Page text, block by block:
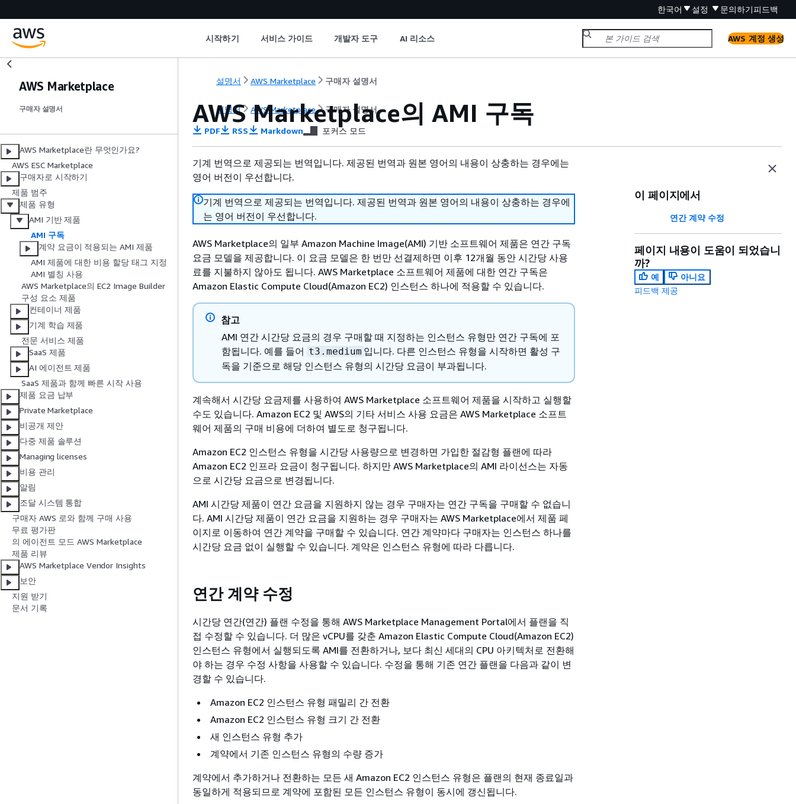
한국어 설정 문의하기피드백
시작하기 서비스 가이드 개발자 도구 AI 리소스 AWS 계정 생성
AWS Marketplace
구매자 설명서
AWS Marketplace란 무엇인가요?
AWS ESC Marketplace
구매자로 시작하기
제품 범주
제품 유형
AMI 기반 제품
AMI 구독
계약 요금이 적용되는 AMI 제품
AMI 제품에 대한 비용 할당 태그 지정
AMI 별칭 사용
AWS Marketplace의 EC2 Image Builder
구성 요소 제품
컨테이너 제품
기계 학습 제품
전문 서비스 제품
SaaS 제품
AI 에이전트 제품
SaaS 제품과 함께 빠른 시작 사용
제품 요금 납부
Private Marketplace
비공개 제안
다중 제품 솔루션
Managing licenses
비용 관리
알림
조달 시스템 통합
구매자 AWS 로와 함께 구매 사용
무료 평가판
의 에이전트 모드 AWS Marketplace
제품 리뷰
AWS Marketplace Vendor Insights
보안
지원 받기
문서 기록
설명서 AWS Marketplace 구매자 설명서
설명서 AWS Marketplace 구매자 설명서
AWS Marketplace의 AMI 구독
PDF RSS Markdown 포커스 모드
기계 번역으로 제공되는 번역입니다. 제공된 번역과 원본 영어의 내용이 상충하는 경우에는
영어 버전이 우선합니다.
기계 번역으로 제공되는 번역입니다. 제공된 번역과 원본 영어의 내용이 상충하는 경우에
는 영어 버전이 우선합니다.
AWS Marketplace의 일부 Amazon Machine Image(AMI) 기반 소프트웨어 제품은 연간 구독
요금 모델을 제공합니다. 이 요금 모델은 한 번만 선결제하면 이후 12개월 동안 시간당 사용
료를 지불하지 않아도 됩니다. AWS Marketplace 소프트웨어 제품에 대한 연간 구독은
Amazon Elastic Compute Cloud(Amazon EC2) 인스턴스 하나에 적용할 수 있습니다.
참고
AMI 연간 시간당 요금의 경우 구매할 때 지정하는 인스턴스 유형만 연간 구독에 포
함됩니다. 예를 들어 t3.medium 입니다. 다른 인스턴스 유형을 시작하면 활성 구
독을 기준으로 해당 인스턴스 유형의 시간당 요금이 부과됩니다.
계속해서 시간당 요금제를 사용하여 AWS Marketplace 소프트웨어 제품을 시작하고 실행할
수도 있습니다. Amazon EC2 및 AWS의 기타 서비스 사용 요금은 AWS Marketplace 소프트
웨어 제품의 구매 비용에 더하여 별도로 청구됩니다.
Amazon EC2 인스턴스 유형을 시간당 사용량으로 변경하면 가입한 절감형 플랜에 따라
Amazon EC2 인프라 요금이 청구됩니다. 하지만 AWS Marketplace의 AMI 라이선스는 자동
으로 시간당 요금으로 변경됩니다.
AMI 시간당 제품이 연간 요금을 지원하지 않는 경우 구매자는 연간 구독을 구매할 수 없습니
다. AMI 시간당 제품이 연간 요금을 지원하는 경우 구매자는 AWS Marketplace에서 제품 페
이지로 이동하여 연간 계약을 구매할 수 있습니다. 연간 계약마다 구매자는 인스턴스 하나를
시간당 요금 없이 실행할 수 있습니다. 계약은 인스턴스 유형에 따라 다릅니다.
연간 계약 수정
시간당 연간(연간) 플랜 수정을 통해 AWS Marketplace Management Portal에서 플랜을 직
접 수정할 수 있습니다. 더 많은 vCPU를 갖춘 Amazon Elastic Compute Cloud(Amazon EC2)
인스턴스 유형에서 실행되도록 AMI를 전환하거나, 보다 최신 세대의 CPU 아키텍처로 전환해
야 하는 경우 수정 사항을 사용할 수 있습니다. 수정을 통해 기존 연간 플랜을 다음과 같이 변
경할 수 있습니다.
Amazon EC2 인스턴스 유형 패밀리 간 전환
Amazon EC2 인스턴스 유형 크기 간 전환
새 인스턴스 유형 추가
계약에서 기존 인스턴스 유형의 수량 증가
계약에서 추가하거나 전환하는 모든 새 Amazon EC2 인스턴스 유형은 플랜의 현재 종료일과
동일하게 적용되므로 계약에 포함된 모든 인스턴스 유형이 동시에 갱신됩니다.
이 페이지에서
연간 계약 수정
페이지 내용이 도움이 되었습니
까?
예
아니요
피드백 제공